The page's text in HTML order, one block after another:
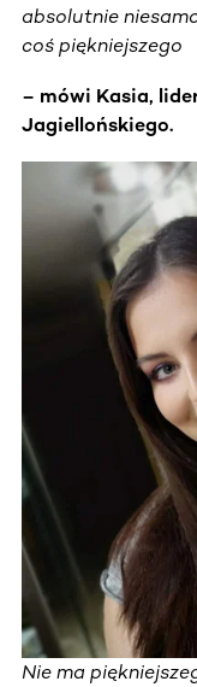
absolutnie
coś piękniejszego
– mówi Kasia,
Jagiellońskiego.
Nie ma